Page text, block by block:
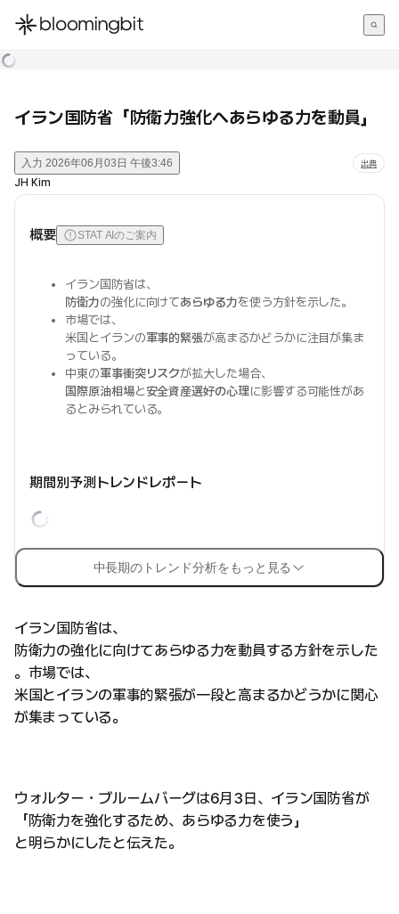
한국어
イラン国防省「防衛力強化へあらゆる力を動員」
入力 2026年06月03日 午後3:46 出典
JH Kim
概要 STAT AIのご案内
イラン国防省は、
防衛力の強化に向けてあらゆる力を使う方針を示した。
市場では、
米国とイランの軍事的緊張が高まるかどうかに注目が集ま
っている。
中東の軍事衝突リスクが拡大した場合、
国際原油相場と安全資産選好の心理に影響する可能性があ
るとみられている。
期間別予測トレンドレポート
中長期のトレンド分析をもっと見る
イラン国防省は、
防衛力の強化に向けてあらゆる力を動員する方針を示した
。市場では、
米国とイランの軍事的緊張が一段と高まるかどうかに関心
が集まっている。
ウォルター・ブルームバーグは6月3日、イラン国防省が
「防衛力を強化するため、あらゆる力を使う」
と明らかにしたと伝えた。